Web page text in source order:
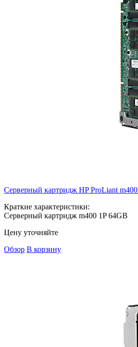
Серверный картридж HP ProLiant m400
Краткие характеристики:
Серверный картридж m400 1P 64GB
Цену уточняйте
Обзор В корзину